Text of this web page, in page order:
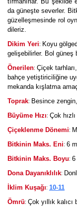
da güneşte severler.
güzelleşmesinde rol
dileriz.
Dikim Yeri: Koyu
gelişebilirler. Bol güneş
Önerilen: Çiçek
bahçe yetiştiriciliğine
mekanda kışlatma
Toprak: Besince
Büyüme Hızı: Çok
Çiçeklenme Dönemi:
Bitkinin Maks. Eni: 6 m
Bitkinin Maks. Boyu: 6
Dona Dayanıklılık:
İklim Kuşağı: 10-11
Ömrü: Çok yıllık kalıcı